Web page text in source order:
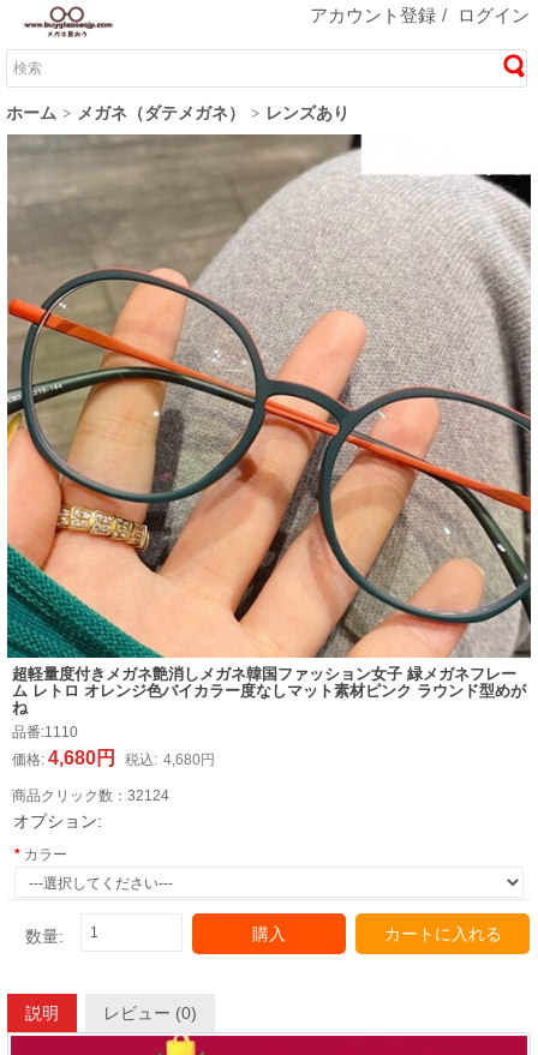
アカウント登録 / ログイン
ホーム メガネ（ダテメガネ） レンズあり
超軽量度付きメガネ艶消しメガネ韓国ファッション女子 緑メガネフレー
ム レトロ オレンジ色バイカラー度なしマット素材ピンク ラウンド型めが
ね
品番:1110
価格: 4,680円 税込: 4,680円
商品クリック数： 32124
オプション:
カラー
数量: 購入 カートに入れる
説明 レビュー (0)